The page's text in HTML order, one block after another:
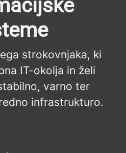
strokovnjaka, ki
IT-okolja in želi
varno ter
infrastrukturo.